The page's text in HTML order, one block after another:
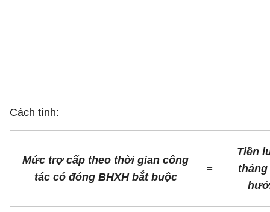
Cách tính:
Mức trợ cấp theo thời gian công
tác có đóng BHXH bắt buộc
=
Tiền
tháng